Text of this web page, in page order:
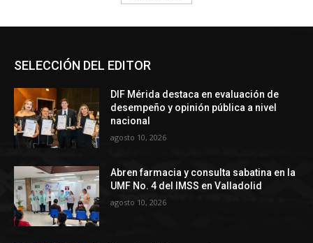
SELECCIÓN DEL EDITOR
DIF Mérida destaca en evaluación de
desempeño y opinión pública a nivel
nacional
agosto 10, 2026
Abren farmacia y consulta sabatina en la
UMF No. 4 del IMSS en Valladolid
agosto 10, 2026